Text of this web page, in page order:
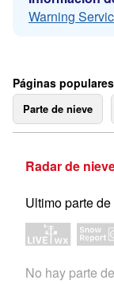
Warning
Páginas
Parte de nieve
Radar de
Ultimo parte
No hay parte